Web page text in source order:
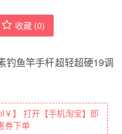
收藏 (0)
】即
券下单